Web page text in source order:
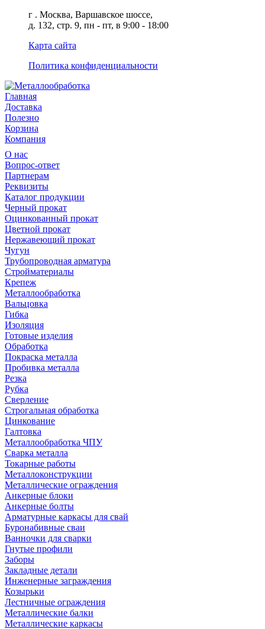
г . Москва, Варшавское шоссе,
д. 132, стр. 9, пн - пт, в 9:00 - 18:00
Карта сайта
Политика конфиденциальности
Главная
Доставка
Полезно
Корзина
Компания
О нас
Вопрос-ответ
Партнерам
Реквизиты
Каталог продукции
Черный прокат
Оцинкованный прокат
Цветной прокат
Нержавеющий прокат
Чугун
Трубопроводная арматура
Стройматериалы
Крепеж
Металлообработка
Вальцовка
Гибка
Изоляция
Готовые изделия
Обработка
Покраска металла
Пробивка металла
Резка
Рубка
Сверление
Строгальная обработка
Цинкование
Галтовка
Металлообработка ЧПУ
Сварка металла
Токарные работы
Металлоконструкции
Металлические ограждения
Анкерные блоки
Анкерные болты
Арматурные каркасы для свай
Буронабивные сваи
Ванночки для сварки
Гнутые профили
Заборы
Закладные детали
Инженерные заграждения
Козырьки
Лестничные ограждения
Металлические балки
Металлические каркасы